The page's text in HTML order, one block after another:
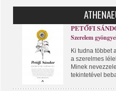
PETŐFI
Szerelem
Ki tudna többet
a szerelmes
Minek
tekintetével